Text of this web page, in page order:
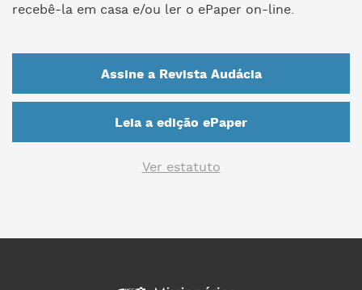
recebê-la em casa e/ou ler o ePaper on-line.
Assine a Revista Audácia
Leia a edição ePaper
Ver estatuto